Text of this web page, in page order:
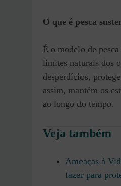
O que é pesca
É o modelo de
limites naturais dos
desperdícios,
assim, mantém os
ao longo do tempo.
Veja também
Ameaças à
fazer para